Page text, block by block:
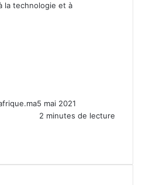
la technologie et à
5 mai 2021
2 minutes de lecture